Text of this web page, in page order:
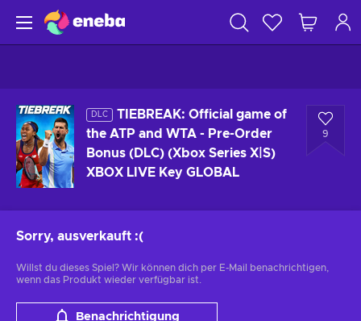
DLC
TIEBREAK: Official game of
the ATP and WTA - Pre-Order
Bonus (DLC) (Xbox Series X|S)
XBOX LIVE Key GLOBAL
9
Sorry, ausverkauft :(
Willst du dieses Spiel? Wir können dich per E-Mail benachrichtigen,
wenn das Produkt wieder verfügbar ist.
Benachrichtigung